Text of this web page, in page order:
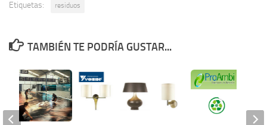
Etiquetas: residuos
TAMBIÉN TE PODRÍA GUSTAR...